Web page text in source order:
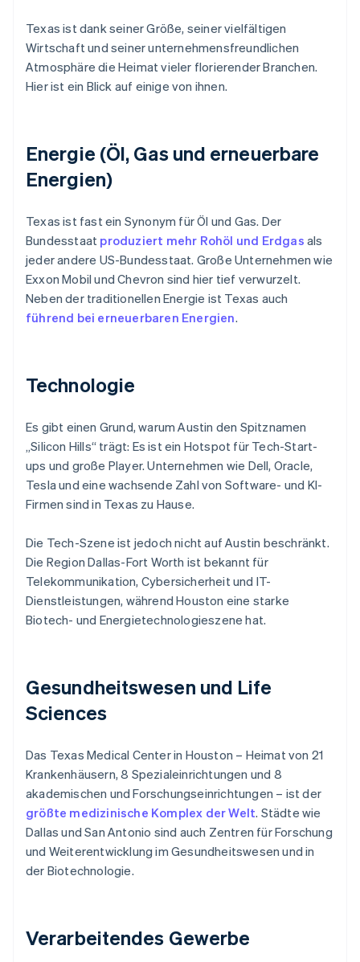
Texas ist dank seiner Größe, seiner vielfältigen
Wirtschaft und seiner unternehmensfreundlichen
Atmosphäre die Heimat vieler florierender Branchen.
Hier ist ein Blick auf einige von ihnen.
Energie (Öl, Gas und erneuerbare
Energien)
Texas ist fast ein Synonym für Öl und Gas. Der
Bundesstaat produziert mehr Rohöl und Erdgas als
jeder andere US-Bundesstaat. Große Unternehmen wie
Exxon Mobil und Chevron sind hier tief verwurzelt.
Neben der traditionellen Energie ist Texas auch
führend bei erneuerbaren Energien.
Technologie
Es gibt einen Grund, warum Austin den Spitznamen
„Silicon Hills“ trägt: Es ist ein Hotspot für Tech-Start-
ups und große Player. Unternehmen wie Dell, Oracle,
Tesla und eine wachsende Zahl von Software- und KI-
Firmen sind in Texas zu Hause.
Die Tech-Szene ist jedoch nicht auf Austin beschränkt.
Die Region Dallas-Fort Worth ist bekannt für
Telekommunikation, Cybersicherheit und IT-
Dienstleistungen, während Houston eine starke
Biotech- und Energietechnologieszene hat.
Gesundheitswesen und Life
Sciences
Das Texas Medical Center in Houston – Heimat von 21
Krankenhäusern, 8 Spezialeinrichtungen und 8
akademischen und Forschungseinrichtungen – ist der
größte medizinische Komplex der Welt. Städte wie
Dallas und San Antonio sind auch Zentren für Forschung
und Weiterentwicklung im Gesundheitswesen und in
der Biotechnologie.
Verarbeitendes Gewerbe